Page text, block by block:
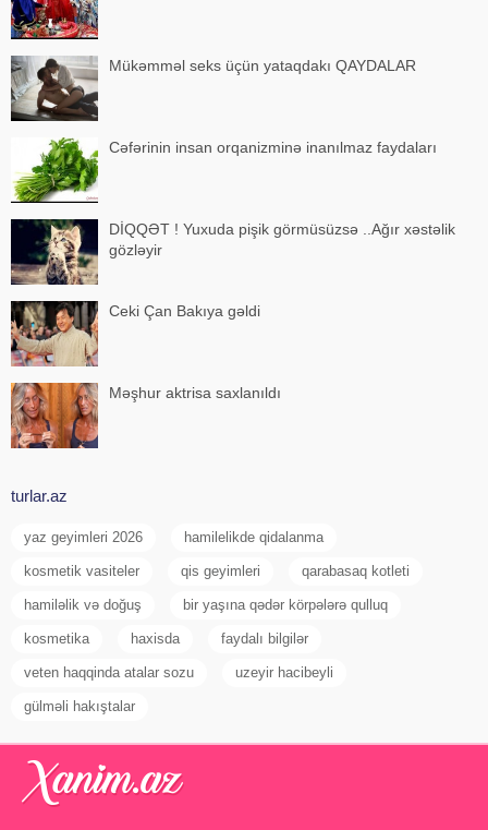
Mükəmməl seks üçün yataqdakı QAYDALAR
Cəfərinin insan orqanizminə inanılmaz faydaları
DİQQƏT ! Yuxuda pişik görmüsüzsə ..Ağır xəstəlik
gözləyir
Ceki Çan Bakıya gəldi
Məşhur aktrisa saxlanıldı
turlar.az
yaz geyimleri 2026 hamilelikde qidalanma
kosmetik vasiteler qis geyimleri qarabasaq kotleti
hamiləlik və doğuş bir yaşına qədər körpələrə qulluq
kosmetika haxisda faydalı bilgilər
veten haqqinda atalar sozu uzeyir hacibeyli
gülməli hakıştalar